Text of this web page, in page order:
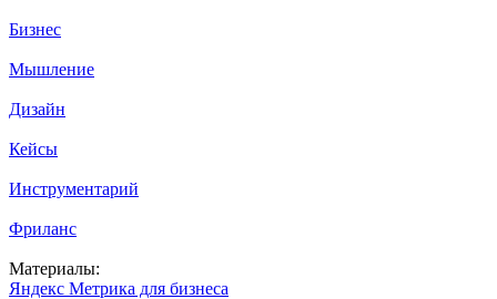
Бизнес
Мышление
Дизайн
Кейсы
Инструментарий
Фриланс
Материалы:
Яндекс Метрика для бизнеса